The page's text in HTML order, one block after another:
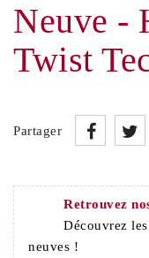
Neuve -
Twist
Partager
Retrouvez
Découvrez
neuves !